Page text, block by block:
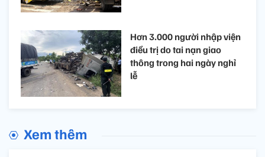
Hơn 3.000 người nhập viện
điều trị do tai nạn giao
thông trong hai ngày nghỉ
lễ
Xem thêm